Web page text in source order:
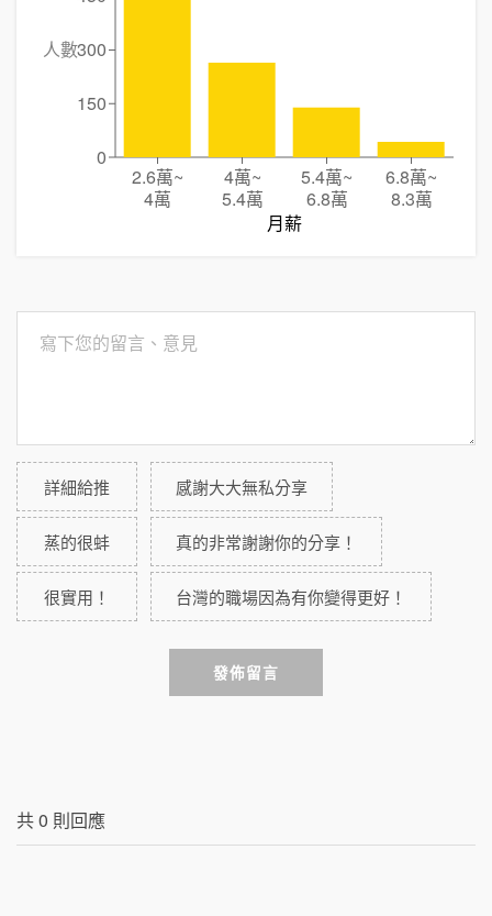
2.6萬~
4萬
4萬~
5.4萬
5.4萬~
6.8萬
6.8萬~
8.3萬
月薪
0
150
300
人數
詳細給推 感謝大大無私分享
蒸的很蚌 真的非常謝謝你的分享！
很實用！ 台灣的職場因為有你變得更好！
發佈留言
共0 則回應